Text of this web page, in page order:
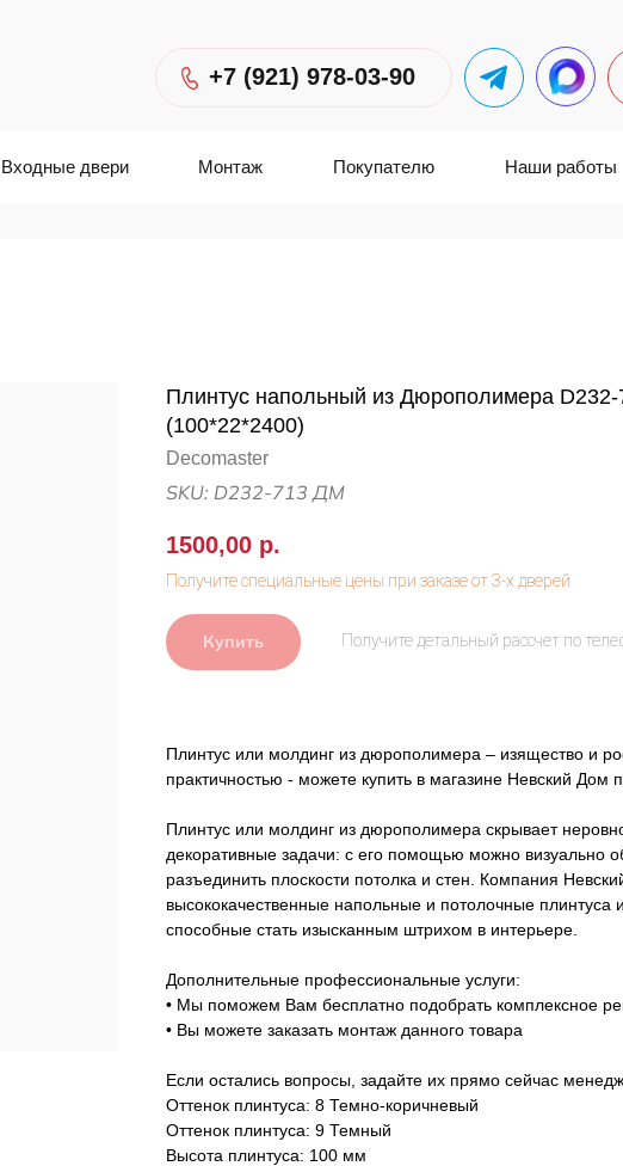
+7 (921) 978-03-90
Наши работы
Покупателю
Монтаж
Входные двери
Плинтус напольный из Дюрополимера D232-
(100*22*2400)
Decomaster
SKU: D232-713 ДМ
1500,00 р.
Купить
Плинтус или молдинг из дюрополимера – изящество и
практичностью - можете купить в магазине Невский Дом
Плинтус или молдинг из дюрополимера скрывает
декоративные задачи: с его помощью можно визуально
разъединить плоскости потолка и стен. Компания
высококачественные напольные и потолочные плинтуса
способные стать изысканным штрихом в интерьере.
Дополнительные профессиональные услуги:
• Мы поможем Вам бесплатно подобрать комплексное
• Вы можете заказать монтаж данного товара
Если остались вопросы, задайте их прямо сейчас
Оттенок плинтуса: 8 Темно-коричневый
Оттенок плинтуса: 9 Темный
Высота плинтуса: 100 мм